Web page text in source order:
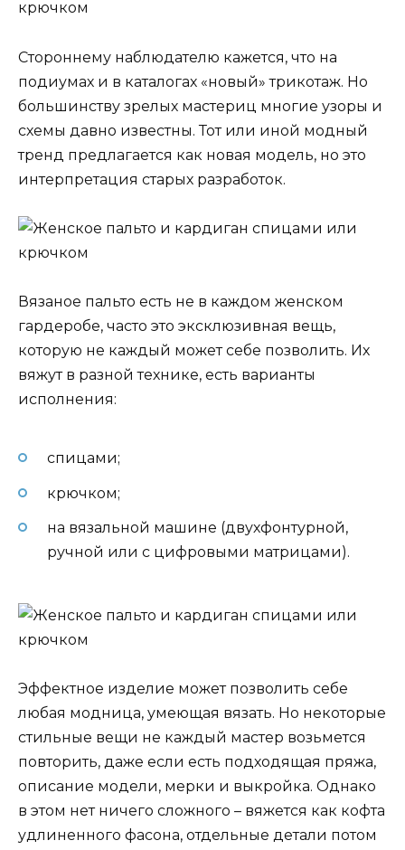
Стороннему наблюдателю кажется, что на
подиумах и в каталогах «новый» трикотаж. Но
большинству зрелых мастериц многие узоры и
схемы давно известны. Тот или иной модный
тренд предлагается как новая модель, но это
интерпретация старых разработок.
Вязаное пальто есть не в каждом женском
гардеробе, часто это эксклюзивная вещь,
которую не каждый может себе позволить. Их
вяжут в разной технике, есть варианты
исполнения:
спицами;
крючком;
на вязальной машине (двухфонтурной,
ручной или с цифровыми матрицами).
Эффектное изделие может позволить себе
любая модница, умеющая вязать. Но некоторые
стильные вещи не каждый мастер возьмется
повторить, даже если есть подходящая пряжа,
описание модели, мерки и выкройка. Однако
в этом нет ничего сложного – вяжется как кофта
удлиненного фасона, отдельные детали потом